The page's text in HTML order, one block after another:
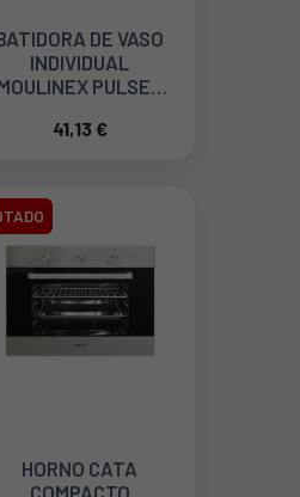
DE VASO
INDIVIDUAL
PULSEO
41,13 €
HORNO CATA